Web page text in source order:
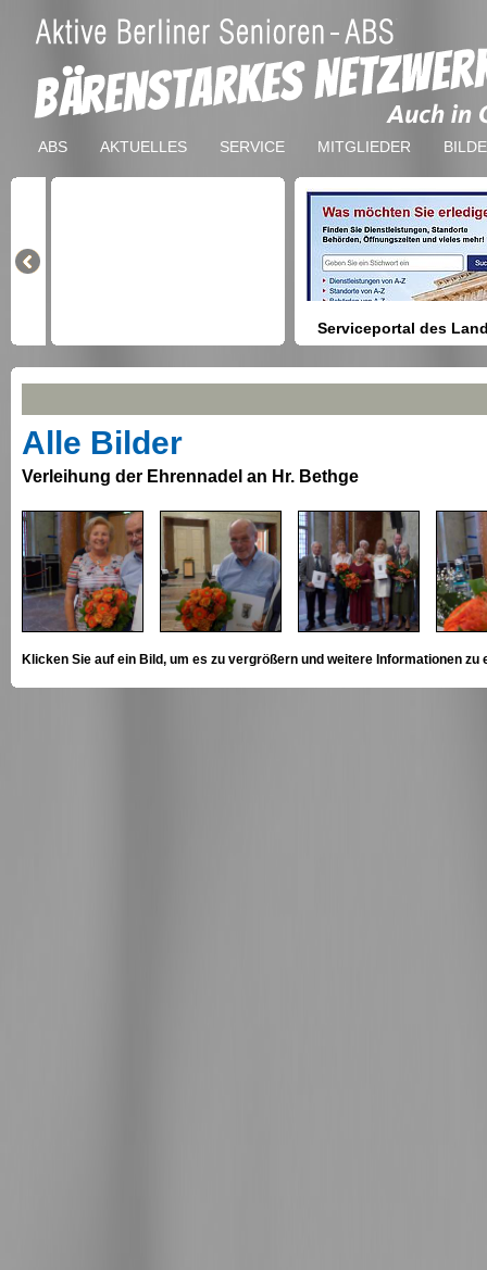
ABS AKTUELLES SERVICE MITGLIEDER
Serviceportal des
Berlin
Anmeldung bei Ämtern usw.
Alle Bilder
Verleihung der Ehrennadel an Hr. Bethge
Klicken Sie auf ein Bild, um es zu vergrößern und weitere Informationen zu